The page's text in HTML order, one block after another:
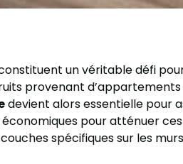
constituent un véritable défi
provenant
devient alors essentielle pour
pour atténuer
spécifiques sur les